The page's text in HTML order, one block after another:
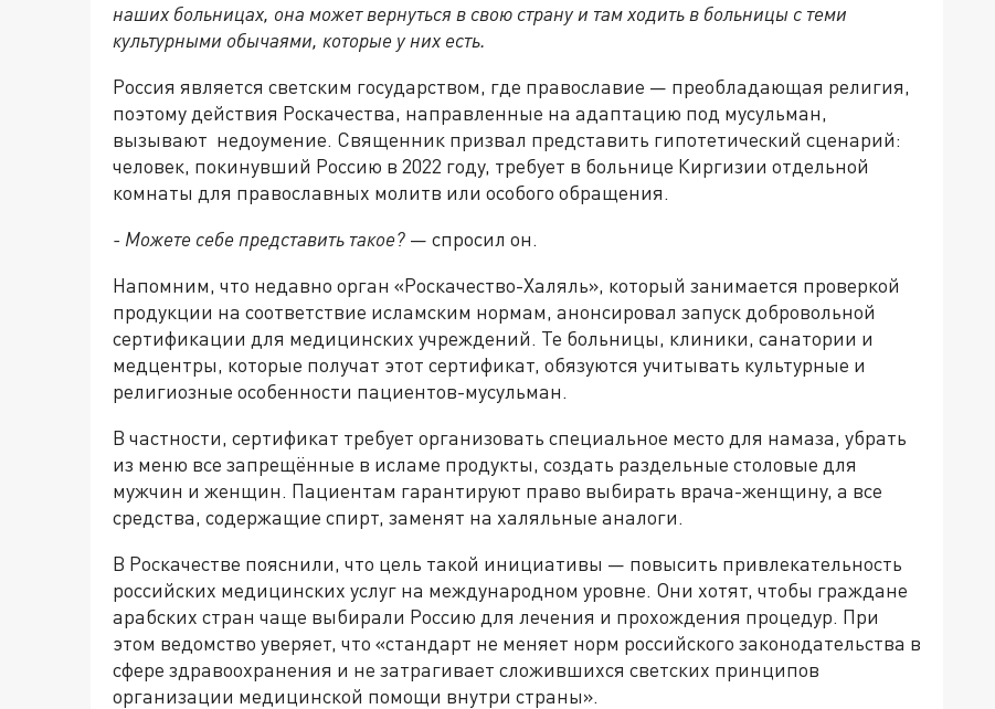
наших больницах, она может вернуться в свою страну и там ходить в больницы с теми
культурными обычаями, которые у них есть.
Россия является светским государством, где православие — преобладающая религия,
поэтому действия Роскачества, направленные на адаптацию под мусульман,
вызывают недоумение. Священник призвал представить гипотетический сценарий:
человек, покинувший Россию в 2022 году, требует в больнице Киргизии отдельной
комнаты для православных молитв или особого обращения.
- Можете себе представить такое? — спросил он.
Напомним, что недавно орган «Роскачество-Халяль», который занимается проверкой
продукции на соответствие исламским нормам, анонсировал запуск добровольной
сертификации для медицинских учреждений. Те больницы, клиники, санатории и
медцентры, которые получат этот сертификат, обязуются учитывать культурные и
религиозные особенности пациентов-мусульман.
В частности, сертификат требует организовать специальное место для намаза, убрать
из меню все запрещённые в исламе продукты, создать раздельные столовые для
мужчин и женщин. Пациентам гарантируют право выбирать врача-женщину, а все
средства, содержащие спирт, заменят на халяльные аналоги.
В Роскачестве пояснили, что цель такой инициативы — повысить привлекательность
российских медицинских услуг на международном уровне. Они хотят, чтобы граждане
арабских стран чаще выбирали Россию для лечения и прохождения процедур. При
этом ведомство уверяет, что «стандарт не меняет норм российского законодательства в
сфере здравоохранения и не затрагивает сложившихся светских принципов
организации медицинской помощи внутри страны».